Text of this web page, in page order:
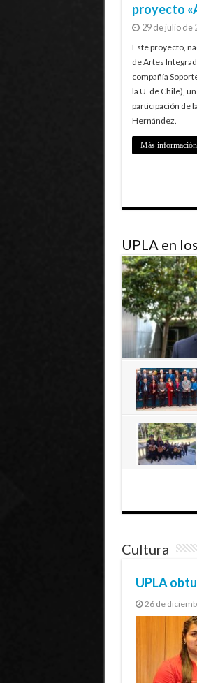
proyecto
29 de julio de
Este proyecto,
de Artes
compañía
la U. de Chile),
participación de
Hernández.
Más información
UPLA en
estatal en
20 de julio de
Cultura
UPLA
26 de